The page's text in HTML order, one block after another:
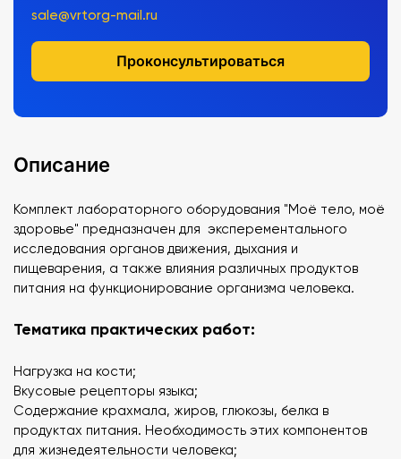
sale@vrtorg-mail.ru
Проконсультироваться
Описание
Комплект лабораторного оборудования "Моё тело, моё
здоровье" предназначен для эксперементального
исследования органов движения, дыхания и
пищеварения, а также влияния различных продуктов
питания на функционирование организма человека.
Тематика практических работ:
Нагрузка на кости;
Вкусовые рецепторы языка;
Содержание крахмала, жиров, глюкозы, белка в
продуктах питания. Необходимость этих компонентов
для жизнедеятельности человека;